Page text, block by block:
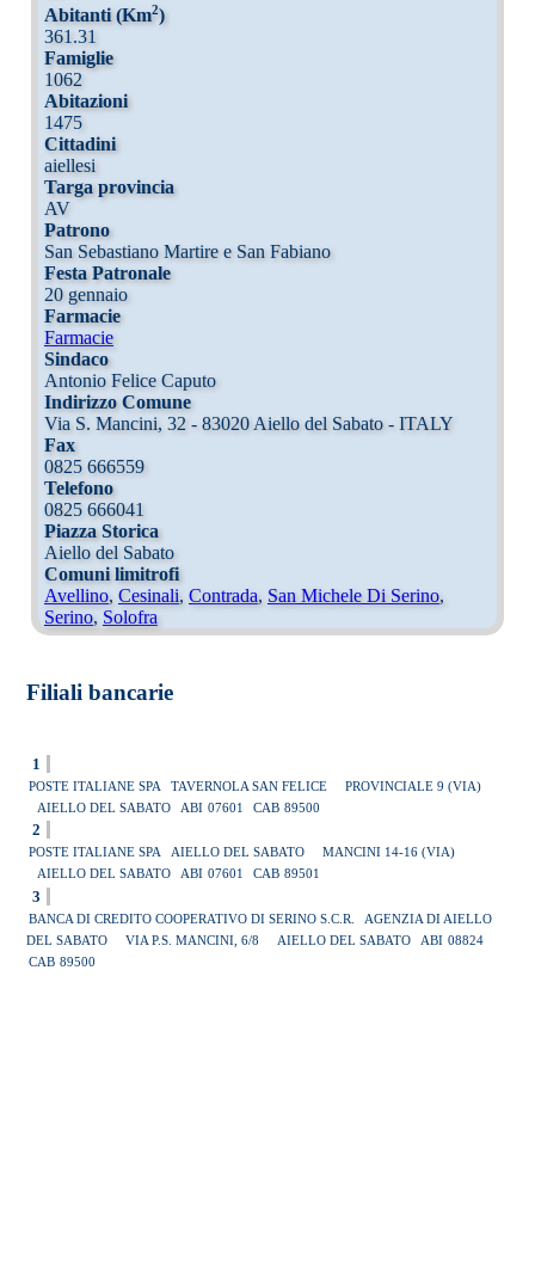
Abitanti (Km2)
361.31
Famiglie
1062
Abitazioni
1475
Cittadini
aiellesi
Targa provincia
AV
Patrono
San Sebastiano Martire e San Fabiano
Festa Patronale
20 gennaio
Farmacie
Farmacie
Sindaco
Antonio Felice Caputo
Indirizzo Comune
Via S. Mancini, 32 - 83020 Aiello del Sabato - ITALY
Fax
0825 666559
Telefono
0825 666041
Piazza Storica
Aiello del Sabato
Comuni limitrofi
Avellino, Cesinali, Contrada, San Michele Di Serino,
Serino, Solofra
Filiali bancarie
1
POSTE ITALIANE SPA TAVERNOLA SAN FELICE
PROVINCIALE 9 (VIA)
AIELLO DEL SABATO
ABI 07601 CAB 89500
2
POSTE ITALIANE SPA AIELLO DEL SABATO
MANCINI 14-16 (VIA)
AIELLO DEL SABATO
ABI 07601 CAB 89501
3
BANCA DI CREDITO COOPERATIVO DI SERINO S.C.R.
AGENZIA DI AIELLO
DEL SABATO
VIA P.S. MANCINI, 6/8 AIELLO DEL SABATO ABI 08824
CAB 89500